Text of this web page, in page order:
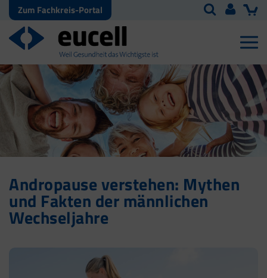
Zum Fachkreis-Portal
Andropause verstehen: Mythen
und Fakten der männlichen
Wechseljahre